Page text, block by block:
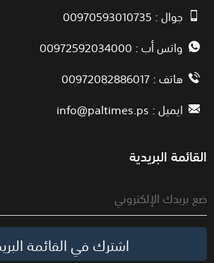
جوال : 00970593010735
واتس أب : 00972592034000
هاتف : 00972082886017
ايميل :info@paltimes.ps
القائمة البريدية
اشترك في القائمة